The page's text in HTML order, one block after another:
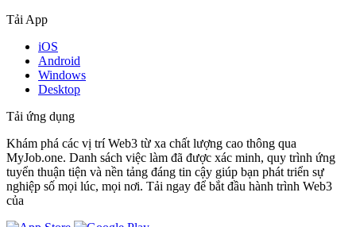
Tải App
iOS
Android
Windows
Desktop
Tải ứng dụng
Khám phá các vị trí Web3 từ xa chất lượng cao thông qua
MyJob.one. Danh sách việc làm đã được xác minh, quy trình ứng
tuyển thuận tiện và nền tảng đáng tin cậy giúp bạn phát triển sự
nghiệp số mọi lúc, mọi nơi. Tải ngay để bắt đầu hành trình Web3
của